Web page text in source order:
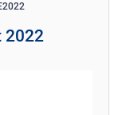
2022
2022